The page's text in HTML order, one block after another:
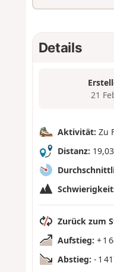
Details
21
Aktivität: Zu
Distanz:
Zurück zum
Aufstieg: + 1
Abstieg: - 1